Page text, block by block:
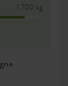
1,700 kg